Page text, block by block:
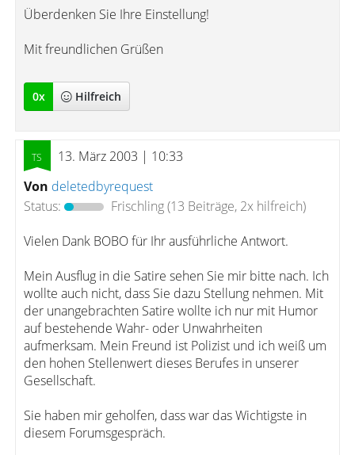
Überdenken Sie Ihre Einstellung!
Mit freundlichen Grüßen
0x Hilfreich
13. März 2003 | 10:33
Von deletedbyrequest
Status:
Frischling(13 Beiträge, 2x hilfreich)
Vielen Dank BOBO für Ihr ausführliche Antwort.
Mein Ausflug in die Satire sehen Sie mir bitte nach. Ich
wollte auch nicht, dass Sie dazu Stellung nehmen. Mit
der unangebrachten Satire wollte ich nur mit Humor
auf bestehende Wahr- oder Unwahrheiten
aufmerksam. Mein Freund ist Polizist und ich weiß um
den hohen Stellenwert dieses Berufes in unserer
Gesellschaft.
Sie haben mir geholfen, dass war das Wichtigste in
diesem Forumsgespräch.